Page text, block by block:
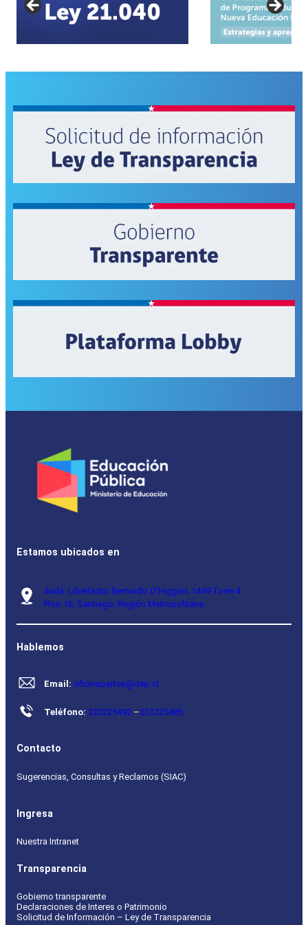
Estamos ubicados en
Avda. Libertador Bernardo O’Higgins 1449 Torre 4
Piso 16, Santiago, Región Metropolitana.
Hablemos
Email: oficinapartes@dep.cl
Teléfono: 233225492 –233225485
Contacto
Sugerencias, Consultas y Reclamos (SIAC)
Ingresa
Nuestra Intranet
Transparencia
Gobierno transparente
Declaraciones de Interes o Patrimonio
Solicitud de Información – Ley de Transparencia